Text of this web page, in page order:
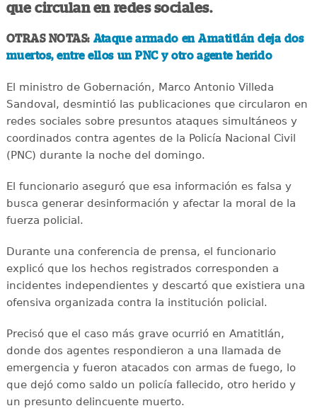
que circulan en redes sociales.
OTRAS NOTAS: Ataque armado en Amatitlán deja dos
muertos, entre ellos un PNC y otro agente herido
El ministro de Gobernación, Marco Antonio Villeda
Sandoval, desmintió las publicaciones que circularon en
redes sociales sobre presuntos ataques simultáneos y
coordinados contra agentes de la Policía Nacional Civil
(PNC) durante la noche del domingo.
El funcionario aseguró que esa información es falsa y
busca generar desinformación y afectar la moral de la
fuerza policial.
Durante una conferencia de prensa, el funcionario
explicó que los hechos registrados corresponden a
incidentes independientes y descartó que existiera una
ofensiva organizada contra la institución policial.
Precisó que el caso más grave ocurrió en Amatitlán,
donde dos agentes respondieron a una llamada de
emergencia y fueron atacados con armas de fuego, lo
que dejó como saldo un policía fallecido, otro herido y
un presunto delincuente muerto.